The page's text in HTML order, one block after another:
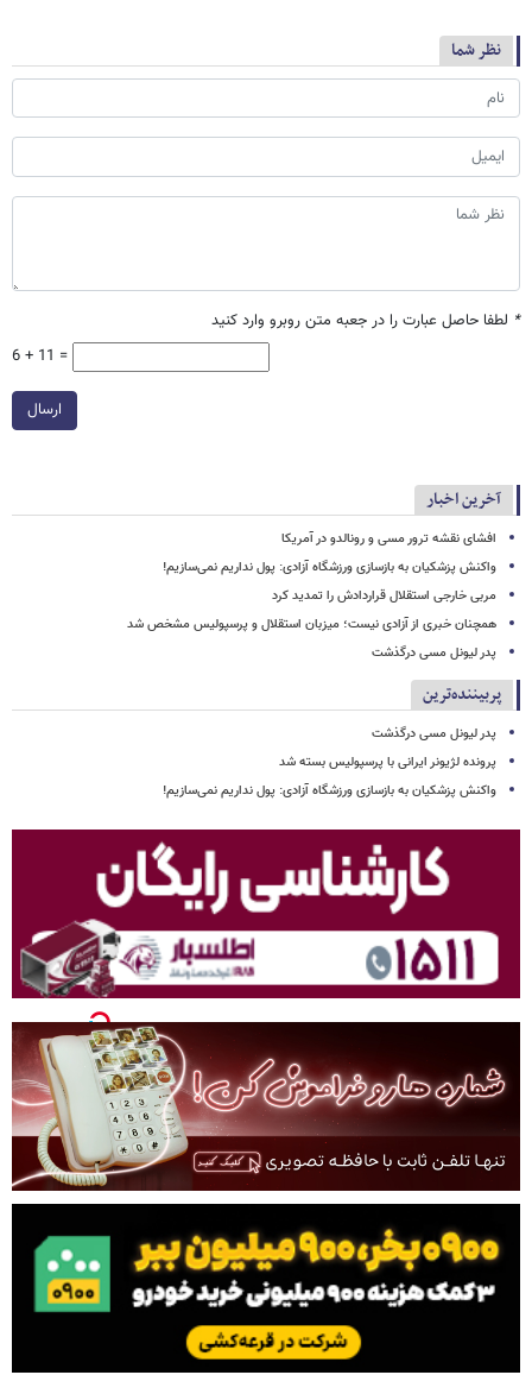
نظر شما
* لطفا حاصل عبارت را در جعبه متن روبرو وارد کنید
6 + 11 =
ارسال
آخرین اخبار
افشای نقشه ترور مسی و رونالدو در آمریکا
واکنش پزشکیان به بازسازی ورزشگاه آزادی: پول نداریم نمی‌سازیم!
مربی خارجی استقلال قراردادش را تمدید کرد
همچنان خبری از آزادی نیست؛ میزبان استقلال و پرسپولیس مشخص شد
پدر لیونل مسی درگذشت
پربیننده‌ترین
پدر لیونل مسی درگذشت
پرونده لژیونر ایرانی با پرسپولیس بسته شد
واکنش پزشکیان به بازسازی ورزشگاه آزادی: پول نداریم نمی‌سازیم!